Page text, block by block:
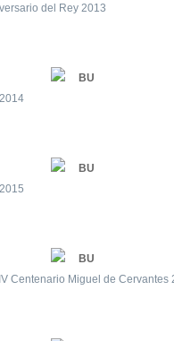
del Rey 2013
BU
BU
BU
Centenario Miguel de Cervantes